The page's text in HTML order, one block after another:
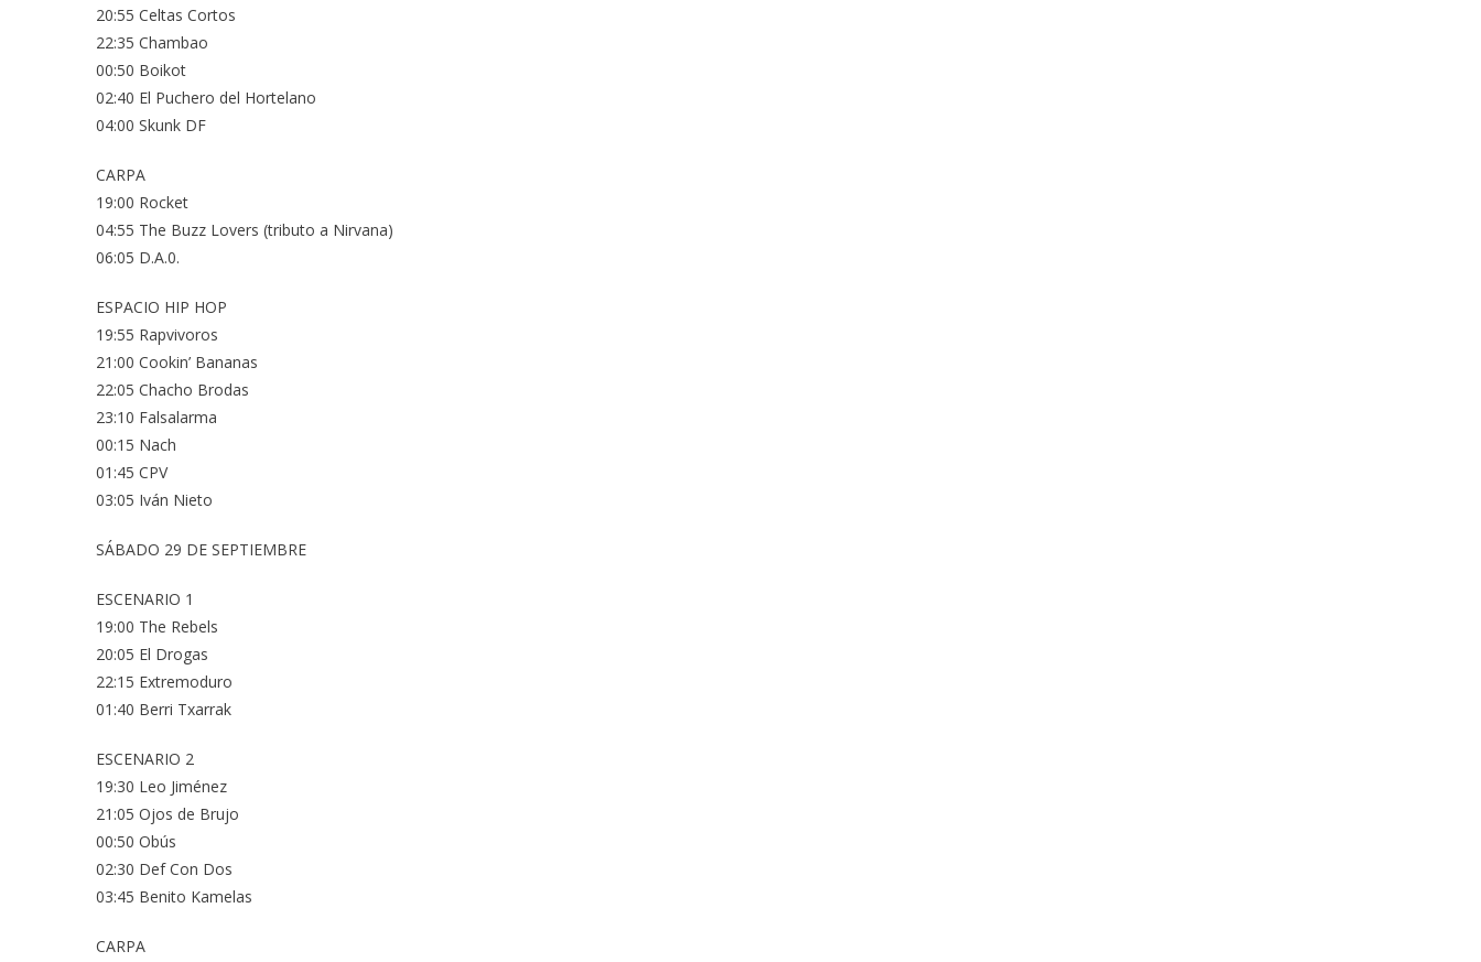
20:55 Celtas Cortos
22:35 Chambao
00:50 Boikot
02:40 El Puchero del Hortelano
04:00 Skunk DF
CARPA
19:00 Rocket
04:55 The Buzz Lovers (tributo a Nirvana)
06:05 D.A.0.
ESPACIO HIP HOP
19:55 Rapvivoros
21:00 Cookin’ Bananas
22:05 Chacho Brodas
23:10 Falsalarma
00:15 Nach
01:45 CPV
03:05 Iván Nieto
SÁBADO 29 DE SEPTIEMBRE
ESCENARIO 1
19:00 The Rebels
20:05 El Drogas
22:15 Extremoduro
01:40 Berri Txarrak
ESCENARIO 2
19:30 Leo Jiménez
21:05 Ojos de Brujo
00:50 Obús
02:30 Def Con Dos
03:45 Benito Kamelas
CARPA